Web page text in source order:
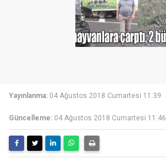
Yayınlanma: 04 Ağustos 2018 Cumartesi 11:39
Güncelleme: 04 Ağustos 2018 Cumartesi 11:46